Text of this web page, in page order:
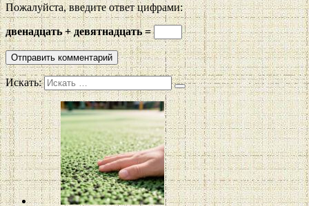
Пожалуйста, введите ответ цифрами:
двенадцать + девятнадцать =
Искать: